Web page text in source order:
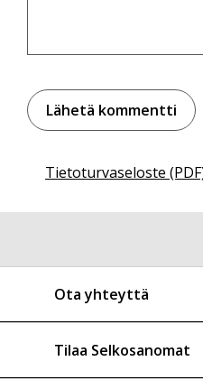
Tietoturvaseloste
Ota yhteyttä
Tilaa Selkosanomat